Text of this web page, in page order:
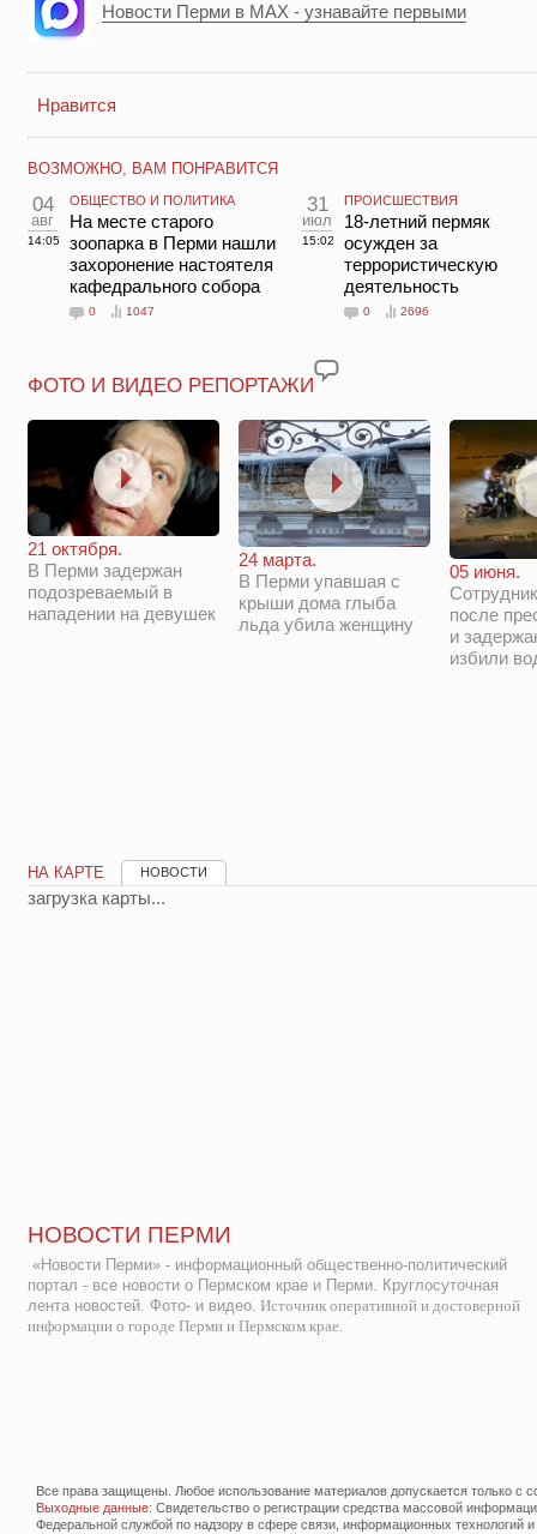
Новости Перми в MAX - узнавайте первыми
Нравится
ВОЗМОЖНО, ВАМ ПОНРАВИТСЯ
04
авг
14:05
ОБЩЕСТВО И ПОЛИТИКА
На месте старого
зоопарка в Перми нашли
захоронение настоятеля
кафедрального собора
0 1047
31
июл
15:02
ПРОИСШЕСТВИЯ
18-летний пермяк
осужден за
террористическую
деятельность
0 2696
ФОТО И ВИДЕО РЕПОРТАЖИ
21 октября.
В Перми задержан
подозреваемый в
нападении на девушек
24 марта.
В Перми упавшая с
крыши дома глыба
льда убила женщину
05 июня.
после
и
избили
НА КАРТЕ НОВОСТИ
загрузка карты...
НОВОСТИ ПЕРМИ
«Новости Перми» - информационный общественно-политический
портал - все новости о Пермском крае и Перми. Круглосуточная
лента новостей. Фото- и видео. Источник оперативной и достоверной
информации о городе Перми и Пермском крае.
Все права защищены. Любое использование материалов допускается только с
Выходные данные: Свидетельство о регистрации средства массовой
Федеральной службой по надзору в сфере связи, информационных технологий